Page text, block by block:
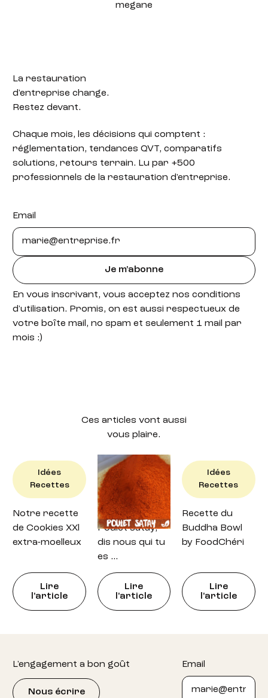
megane
La restauration
d'entreprise change.
Restez devant.
Chaque mois, les décisions qui comptent :
réglementation, tendances QVT, comparatifs
solutions, retours terrain. Lu par +500
professionnels de la restauration d'entreprise.
Email
Je m'abonne
En vous inscrivant, vous acceptez nos conditions
d'utilisation. Promis, on est aussi respectueux de
votre boîte mail, no spam et seulement 1 mail par
mois :)
Ces articles vont aussi
vous plaire.
Idées
Recettes
Notre recette
de Cookies XXl
extra-moelleux
Lire
l'article
Idées
Recettes
Recette : petit
Poulet satay,
dis nous qui tu
es …
Lire
l'article
Idées
Recettes
Recette du
Buddha Bowl
by FoodChéri
Lire
l'article
L'engagement a bon goût
Nous écrire
Email